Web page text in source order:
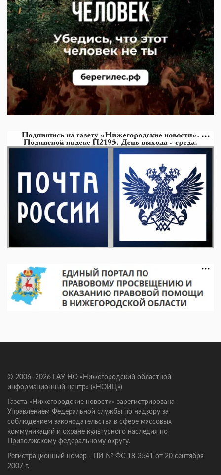
© 2006–2026 ГАУ НО «Нижегородский областной
информационный центр» («НОИЦ»)
Газета «Нижегородские новости» зарегистрирована
Управлением Федеральной службы по надзору за
соблюдением законодательства в сфере массовых
коммуникаций и охране культурного наследия по
Приволжскому федеральному округу.
Регистрационный номер - ПИ № ФС 18-3541 от 20 сентября
2007 г.